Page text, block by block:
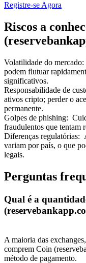
Indicação
Convide um
BTC Welcome Rewards
Deposit & Trade
Share 500000
Registre-se Agora
Riscos a
Volatilidade do mercado:
podem flutuar
significativos.
Responsabilidade de
ativos cripto; perder o
permanente.
Golpes de phishing:
fraudulentos que tentam
Diferenças regulatórias:
variam por país, o que
legais.
Perguntas
Qual é a
A maioria das
comprem Coin
método de pagamento.